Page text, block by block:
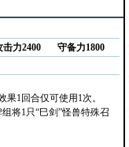
击力2400 守备力1800
1回合仅可使用1次。
将1只“巳剑”怪兽特殊召